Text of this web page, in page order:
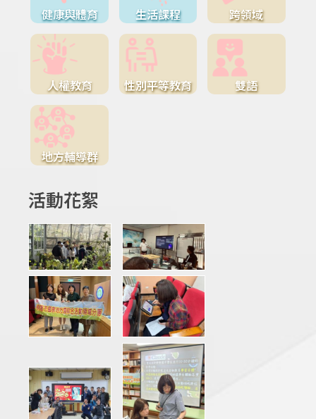
健康與體育 生活課程 跨領域
人權教育 性別平等教育 雙語
地方輔導群
活動花絮